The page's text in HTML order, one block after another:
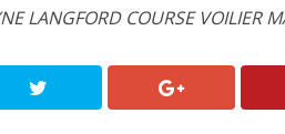
LANGFORD COURSE VOILIER